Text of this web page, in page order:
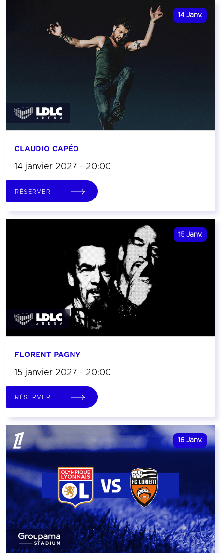
14 Janv.
CLAUDIO CAPÉO
14 janvier 2027 - 20:00
RÉSERVER
15 Janv.
FLORENT PAGNY
15 janvier 2027 - 20:00
RÉSERVER
16 Janv.